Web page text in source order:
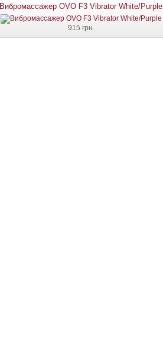
Вибромассажер OVO F3 Vibrator White/Purple
915 грн.